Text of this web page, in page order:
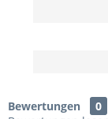
Bewertungen
0